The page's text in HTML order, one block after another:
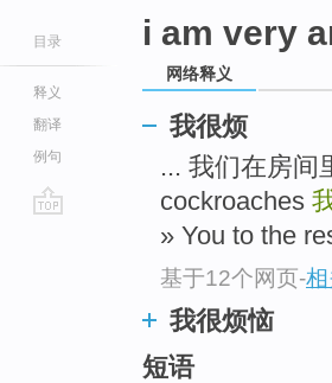
目录
释义
翻译
例句
i am very
网络释义
我很烦
... 我们在房间
cockroaches
» You to the
基于12个网页-
我很烦恼
短语